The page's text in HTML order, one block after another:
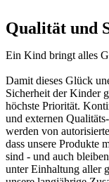
Qualität und
Ein Kind bringt alles
Damit dieses Glück
Sicherheit der Kinder
höchste Priorität.
und externen
werden von
dass unsere Produkte
sind - und auch
unter Einhaltung aller